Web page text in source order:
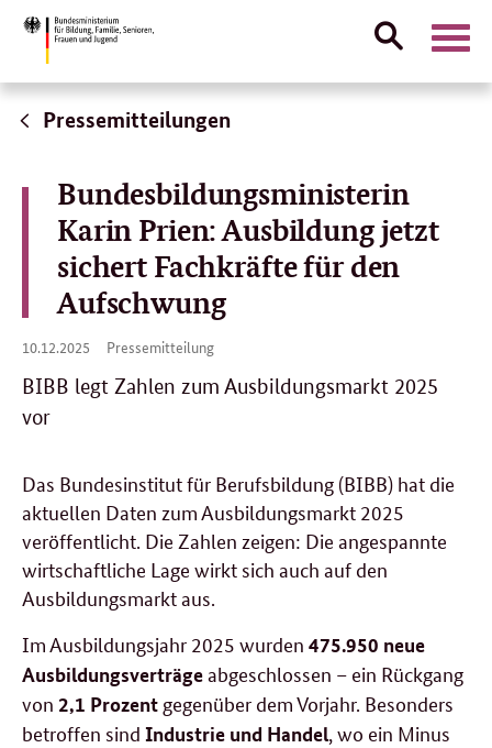
Direktlink:
Suche
Pressemitteilungen
Bundesbildungsministerin
Karin Prien: Ausbildung jetzt
sichert Fachkräfte für den
Aufschwung
10.12.2025
10.
2025
Pressemitteilung
BIBB legt Zahlen zum Ausbildungsmarkt 2025
vor
Das Bundesinstitut für Berufsbildung (BIBB) hat die
aktuellen Daten zum Ausbildungsmarkt 2025
veröffentlicht. Die Zahlen zeigen: Die angespannte
wirtschaftliche Lage wirkt sich auch auf den
Ausbildungsmarkt aus.
Im Ausbildungsjahr 2025 wurden 475.950 neue
Ausbildungsverträgeabgeschlossen – ein Rückgang
von 2,1 Prozent gegenüber dem Vorjahr. Besonders
betroffen sind Industrie und Handel, wo ein Minus